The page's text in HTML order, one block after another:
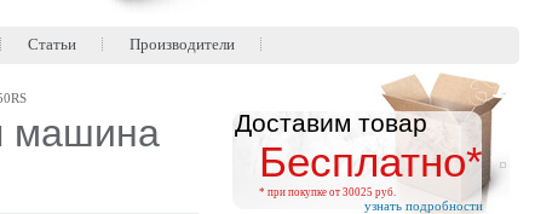
Статьи Производители
машина
Доставим товар
Бесплатно*
* при покупке от 30025 руб.
узнать подробности